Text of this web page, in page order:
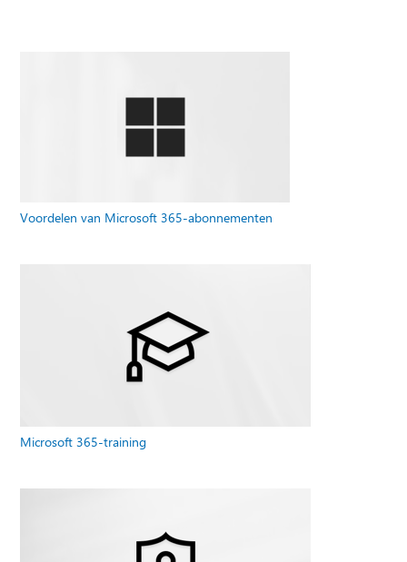
Voordelen van Microsoft 365-abonnementen
Microsoft 365-training